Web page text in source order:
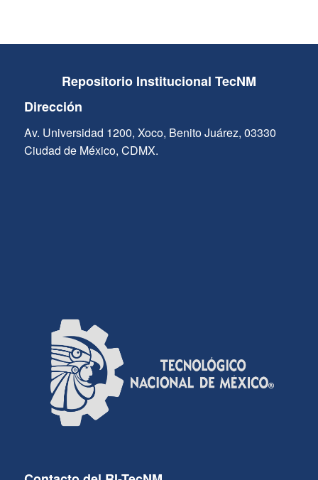
Repositorio Institucional TecNM
Dirección
Av. Universidad 1200, Xoco, Benito Juárez, 03330
Ciudad de México, CDMX.